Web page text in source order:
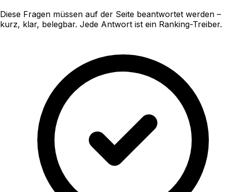
Diese Fragen müssen auf der Seite beantwortet werden –
kurz, klar, belegbar. Jede Antwort ist ein Ranking-Treiber.